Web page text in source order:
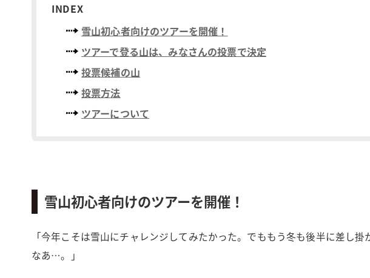
INDEX
雪山初心者向けのツアーを開催！
ツアーで登る山は、みなさんの投票で決定
投票候補の山
投票方法
ツアーについて
雪山初心者向けのツアーを開催！
「今年こそは雪山にチャレンジしてみたかった。でももう冬も後半に差し
なあ…。」